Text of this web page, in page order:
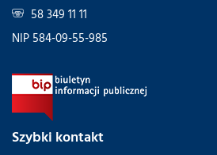
58 349 11 11
NIP 584-09-55-985
Szybki kontakt